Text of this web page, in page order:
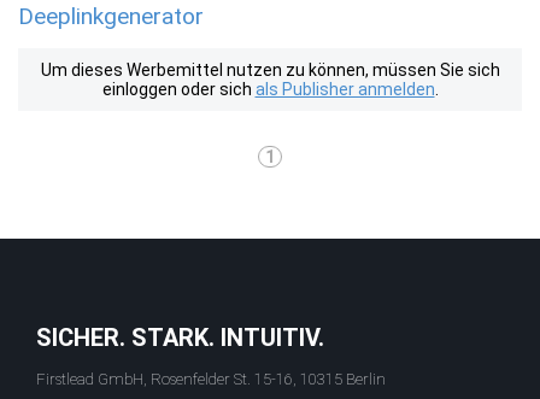
Deeplinkgenerator
Um dieses Werbemittel nutzen zu können, müssen Sie sich
einloggen oder sich als Publisher anmelden
1
SICHER. STARK. INTUITIV.
Firstlead GmbH, Rosenfelder St. 15-16, 10315 Berlin